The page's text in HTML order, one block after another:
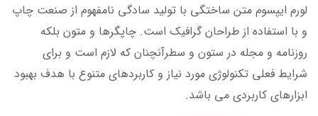
لورم ایپسوم متن ساختگی با تولید سادگی نامفهوم از صنعت چاپ
و با استفاده از طراحان گرافیک است. چاپگرها و متون بلکه
روزنامه و مجله در ستون و سطرآنچنان که لازم است و برای
شرایط فعلی تکنولوژی مورد نیاز و کاربردهای متنوع با هدف بهبود
ابزارهای کاربردی می باشد.